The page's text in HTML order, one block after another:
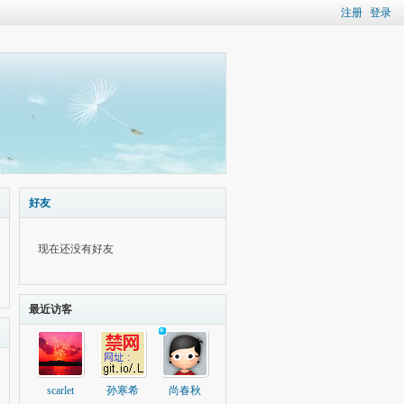
注册 登录
好友
现在还没有好友
最近访客
scarlet
孙寒希
尚春秋